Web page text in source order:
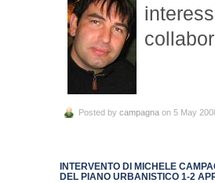
Posted by campagna on 5 May
INTERVENTO DI MICHELE
DEL PIANO URBANISTICO 1-2